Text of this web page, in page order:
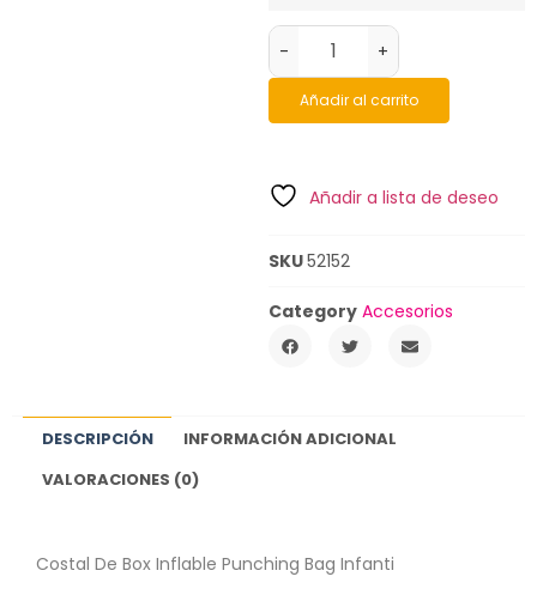
- +
Añadir al carrito
Añadir a lista de deseo
SKU52152
Category Accesorios
DESCRIPCIÓN
INFORMACIÓN ADICIONAL
VALORACIONES (0)
Costal De Box Inflable Punching Bag Infanti